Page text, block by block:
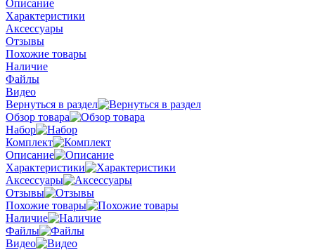
Описание
Характеристики
Аксессуары
Отзывы
Похожие товары
Наличие
Файлы
Видео
Вернуться в раздел
Обзор товара
Набор
Комплект
Описание
Характеристики
Аксессуары
Отзывы
Похожие товары
Наличие
Файлы
Видео